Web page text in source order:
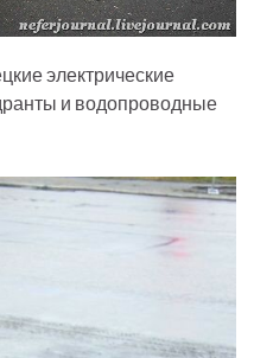
электрические
и водопроводные